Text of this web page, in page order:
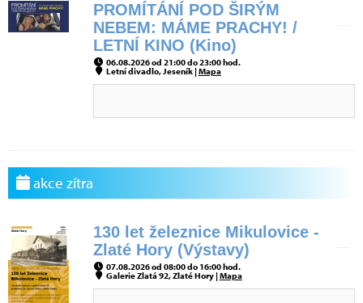
PROMÍTÁNÍ POD ŠIRÝM
NEBEM: MÁME PRACHY! /
LETNÍ KINO (Kino)
06.08.2026 od 21:00 do 23:00 hod.
Letní divadlo, Jeseník |Mapa
akce zítra
130 let železnice Mikulovice -
Zlaté Hory (Výstavy)
07.08.2026 od 08:00 do 16:00 hod.
Galerie Zlatá 92, Zlaté Hory |Mapa